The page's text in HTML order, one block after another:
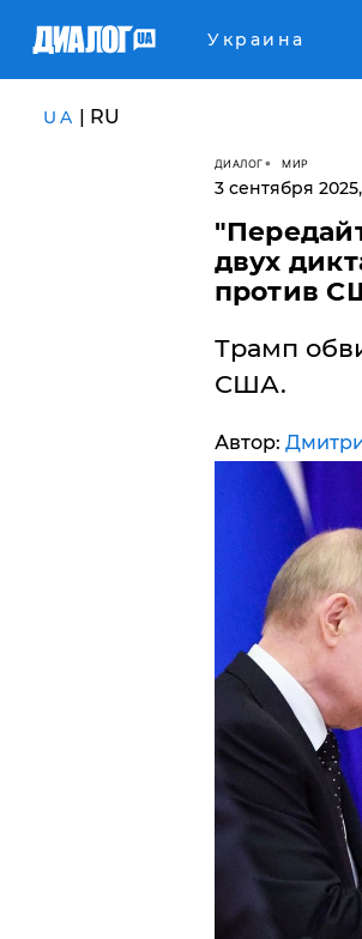
Украина
UA | RU
ДИАЛОГ МИР
3 сентября
двух
против
Трамп
США.
Автор: